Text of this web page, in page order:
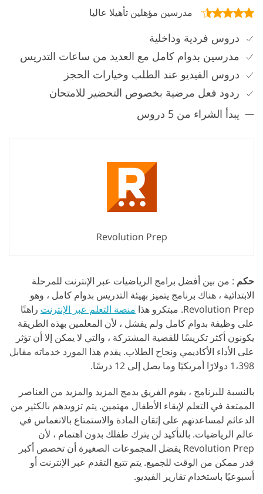
مدرسين مؤهلين تأهيلا عاليا
دروس فردية وداخلية
مدرسين بدوام كامل مع العديد من ساعات التدريس
دروس الفيديو عند الطلب وخيارات الحجز
ردود فعل مرضية بخصوص التحضير للامتحان
يبدأ الشراء من 5 دروس
Revolution Prep
حكم : من بين أفضل برامج الرياضيات عبر الإنترنت للمرحلة
الابتدائية ، هناك برنامج يتميز بهيئة التدريس بدوام كامل ، وهو
Revolution Prep. مبتكرو هذا
منصة التعلم عبر الإنترنت راهنًا
على وظيفة بدوام كامل ولم يفشل ، لأن المعلمين بهذه الطريقة
يكونون أكثر تكريسًا للقضية المشتركة ، والتي لا يمكن إلا أن تؤثر
على الأداء الأكاديمي ونجاح الطلاب. يقدم هذا المورد خدماته مقابل
1،398 دولارًا أمريكيًا وما يصل إلى 12 درسًا.
بالنسبة للبرنامج ، يقوم الفريق بدمج المزيد والمزيد من العناصر
الممتعة في التعلم لإبقاء الأطفال مهتمين. يتم تزويدهم بالكثير من
الدعائم لمساعدتهم على إتقان المادة والاستمتاع بالانغماس في
عالم الرياضيات. بالتأكيد لن يترك طفلك بدون اهتمام ، لأن
Revolution Prep يفضل المجموعات الصغيرة أن تخصص أكبر
قدر ممكن من الوقت للجميع. يتم تتبع التقدم عبر الإنترنت أو
أسبوعيًا باستخدام تقارير الفيديو.